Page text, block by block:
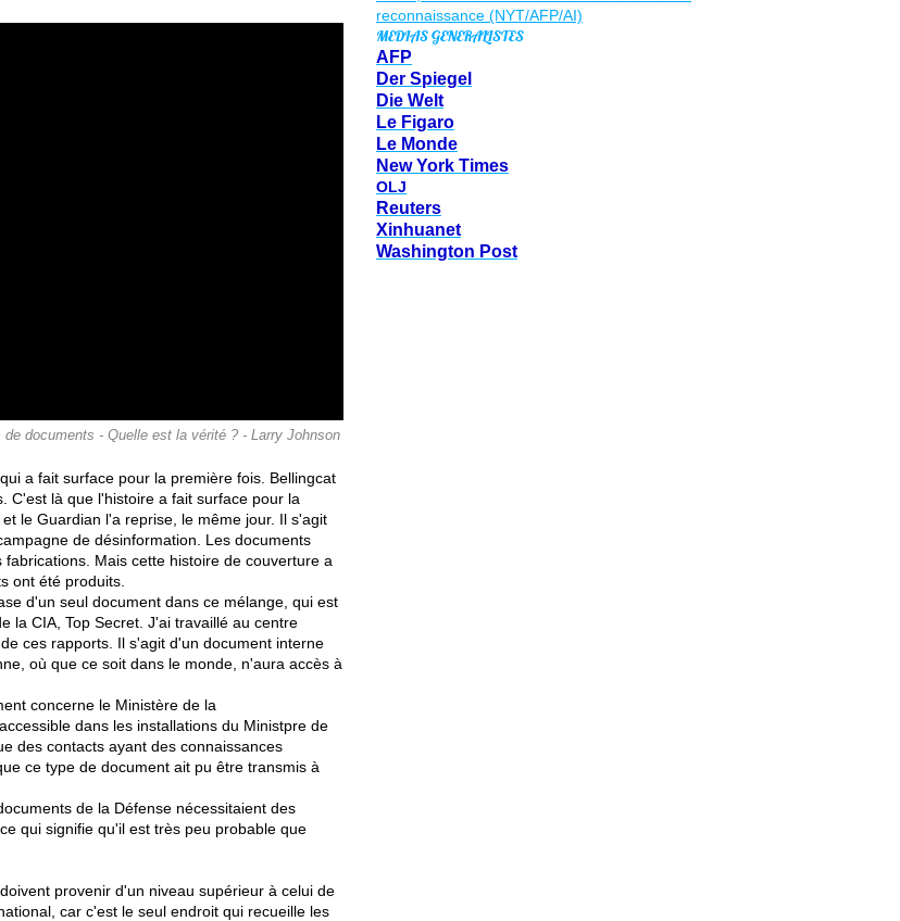
documents - Quelle est la vérité ? - Larry Johnson
a fait surface pour la première fois. Bellingcat
C'est là que l'histoire a fait surface pour la
le Guardian l'a reprise, le même jour. Il s'agit
de désinformation. Les documents
Mais cette histoire de couverture a
ont été produits.
d'un seul document dans ce mélange, qui est
la CIA, Top Secret. J'ai travaillé au centre
ces rapports. Il s'agit d'un document interne
où que ce soit dans le monde, n'aura accès à
concerne le Ministère de la
dans les installations du Ministpre de
des contacts ayant des connaissances
ce type de document ait pu être transmis à
de la Défense nécessitaient des
qui signifie qu'il est très peu probable que
provenir d'un niveau supérieur à celui de
car c'est le seul endroit qui recueille les
MEDIAS GENERALISTES
AFP
Der Spiegel
Die Welt
Le Figaro
Le Monde
New York Times
OLJ
Reuters
Xinhuanet
Washington Post